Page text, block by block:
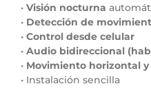
• Visión nocturna
• Detección de
• Control desde celular
• Audio bidireccional
• Movimiento horizontal y
• Instalación sencilla